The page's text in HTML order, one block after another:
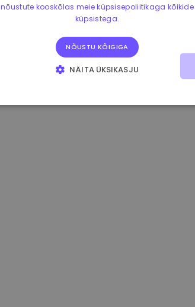
-3.00%
nõustute kooskõlas meie küpsisepoliitikaga kõikide
küpsistega.
NÕUSTU KÕIGIGA
NÄITA ÜKSIKASJU